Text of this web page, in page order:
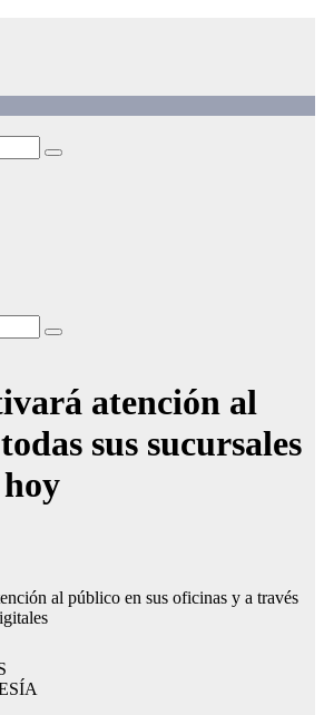
atención al
sus sucursales
al público en sus oficinas y a través